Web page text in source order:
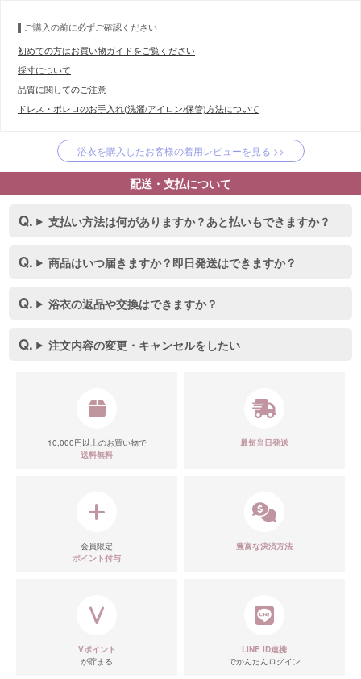
ご購入の前に必ずご確認ください
初めての方はお買い物ガイドをご覧ください
採寸について
品質に関してのご注意
ドレス・ボレロのお手入れ(洗濯/アイロン/保管)方法について
浴衣を購入したお客様の着用レビューを見る >>
配送・支払について
支払い方法は何がありますか？あと払いもできますか？
商品はいつ届きますか？即日発送はできますか？
浴衣の返品や交換はできますか？
注文内容の変更・キャンセルをしたい
10,000円以上のお買い物で
送料無料
最短当日発送
会員限定
ポイント付与
豊富な決済方法
Vポイント
が貯まる
LINE ID連携
でかんたんログイン